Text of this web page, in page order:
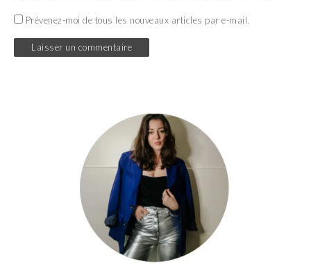
Prévenez-moi de tous les nouveaux articles par e-mail.